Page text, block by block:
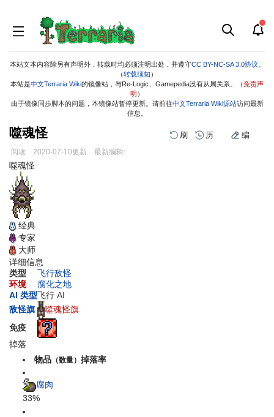
本站文本内容除另有声明外，转载时均必须注明出处，并遵守CC BY-NC-SA 3.0协议
（转载须知 ）
本站是中文Terraria Wiki的镜像站，与Re-Logic、Gamepedia没有从属关系。（免责声
明 ）
由于镜像同步脚本的问题，本镜像站暂停更新。请前往中文Terraria Wiki源站访问最新
信息。
噬魂怪 刷 历 编
阅读 2020-07-10更新 最新编辑:
跳
到
导
航
跳
到
搜
索
噬魂怪
经典
专家
大师
详细信息
类型
飞行敌怪
环境
腐化之地
AI 类型飞行 AI
敌怪旗
噬魂怪旗
免疫
掉落
物品 （数量）掉落率
腐肉
33%